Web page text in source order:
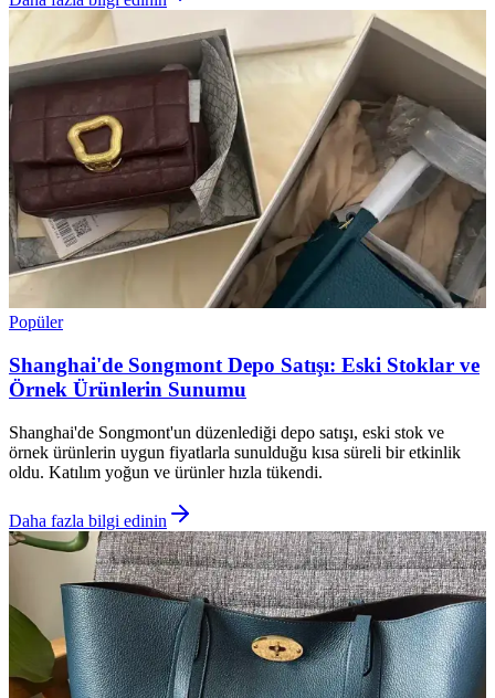
Popüler
Shanghai'de Songmont Depo Satışı: Eski Stoklar ve
Örnek Ürünlerin Sunumu
Shanghai'de Songmont'un düzenlediği depo satışı, eski stok ve
örnek ürünlerin uygun fiyatlarla sunulduğu kısa süreli bir etkinlik
oldu. Katılım yoğun ve ürünler hızla tükendi.
Daha fazla bilgi edinin